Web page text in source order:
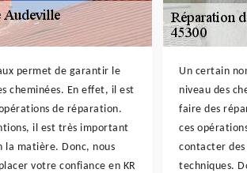
permet de garantir le
cheminées. En effet, il est
de réparation.
il est très important
la matière. Donc, nous
votre confiance en KR
Un certain
niveau des
faire des
ces
contacter des
techniques.